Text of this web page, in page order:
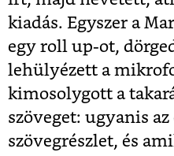
kiadás. Egyszer a
egy roll up-ot,
lehülyézett a
kimosolygott a
szöveget: ugyanis az
szövegrészlet, és